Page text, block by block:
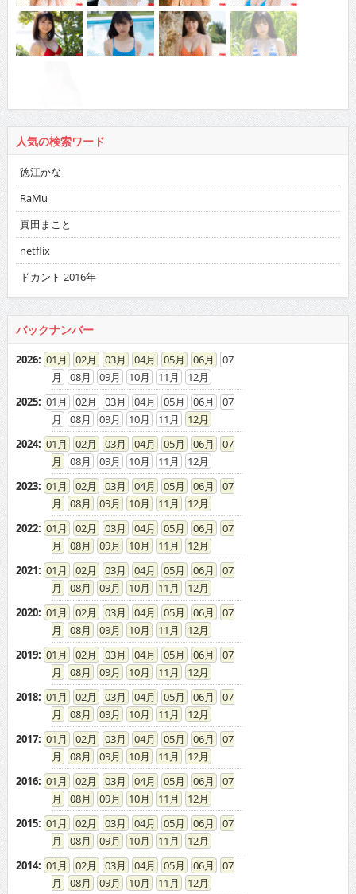
人気の検索ワード
徳江かな
RaMu
真田まこと
netflix
ドカント 2016年
バックナンバー
2026: 01 02 03 04 05 06
07
08
09 10 11
12
2025: 01 02 03 04 05 06
07
08
09 10 11
12
2024: 01 02 03 04 05 06
07
08
09 10 11
12
2023: 01 02 03 04 05 06
07
08
09 10 11
12
2022: 01 02 03 04 05 06
07
08
09 10 11
12
2021: 01 02 03 04 05 06
07
08
09 10 11
12
2020: 01 02 03 04 05 06
07
08
09 10 11
12
2019: 01 02 03 04 05 06
07
08
09 10 11
12
2018: 01 02 03 04 05 06
07
08
09 10 11
12
2017: 01 02 03 04 05 06
07
08
09 10 11
12
2016: 01 02 03 04 05 06
07
08
09 10 11
12
2015: 01 02 03 04 05 06
07
08
09 10 11
12
2014: 01 02 03 04 05 06
07
08
09 10 11
12